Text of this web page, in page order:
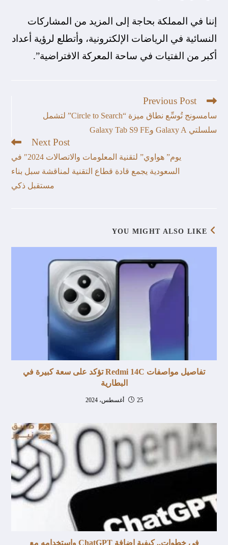
إننا في المملكة بحاجة إلى المزيد من المشاركات
النسائية في الرياضات الإلكترونية، وأتطلع لرؤية أعداد
أكبر من الفتيات في ساحة المعركة الافتراضية”.
Previous Post
سامسونج تُوسِّع نطاق ميزة “Circle to Search” لتشمل
سلسلتي Galaxy A وGalaxy Tab S9 FE
Next Post
يوم” هواوي” لتقنية المعلومات والاتصالات 2024″ في
السعودية يجمع قادة قطاع التقنية لمناقشة سبل بناء
مستقبل ذكي
YOU MIGHT ALSO LIKE
تفاصيل مواصفات Redmi 14C تؤكد على سعة كبيرة في
البطارية
25 أغسطس، 2024
فى خطوات.. كيفية إضافة ChatGPT واستخدامه مع